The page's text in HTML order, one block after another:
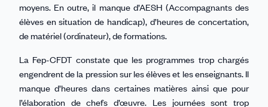
moyens. En outre, il manque d’AESH (Accompagnants des
élèves en situation de handicap), d’heures de concertation,
de matériel (ordinateur), de formations.
La Fep-CFDT constate que les programmes trop chargés
engendrent de la pression sur les élèves et les enseignants. Il
manque d’heures dans certaines matières ainsi que pour
l’élaboration de chefs d’œuvre. Les journées sont trop